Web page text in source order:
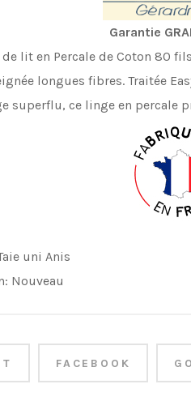
Garantie
lit en Percale de Coton 80
longues fibres. Traitée
superflu, ce linge en percale
uni Anis
Nouveau
FACEBOOK